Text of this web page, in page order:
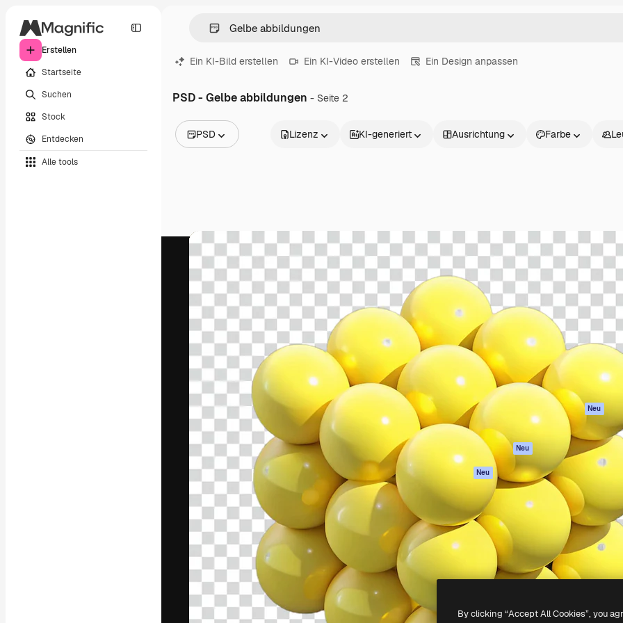
Erstellen
Startseite
Suchen
Stock
Entdecken
Alle tools
Ein KI-Bild erstellen Ein KI-Video erstellen Ein Design anpassen
PSD - Gelbe abbildungen - Seite 2
PSD
Videos
Filmmaterial
Motion Graphics
Videovorlagen
Icons
3D-Modelle
Schriftarten
Lizenz KI-generiert Ausrichtung Farbe
Die kreative Plattform, um deine beste
Arbeit zu verwirklichen. Mehr als 1 Million
Abonnenten unter Kreativen, Unternehmen,
Agenturen und Studios.
Deutsch
Produkte
Spaces
KI-Assistent
KI-Bildgenerator
KI-Videogenerator
Stimmengenerator
Stock-Inhalte
MCP für
Claude/ChatGPT
Neu
Neu
API
Mobile App
Alle Magnific-Tools
Academy
Dokumentation
Support
AGB
Originale Neu
Cookie-Richtlinie
Partner
Unternehmen
Copyright © 2010- Freepik Company S.L.U. Alle Rechte vorbehalten
By clicking “Accept All Cookies”, you